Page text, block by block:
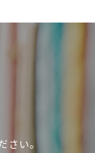
さい。